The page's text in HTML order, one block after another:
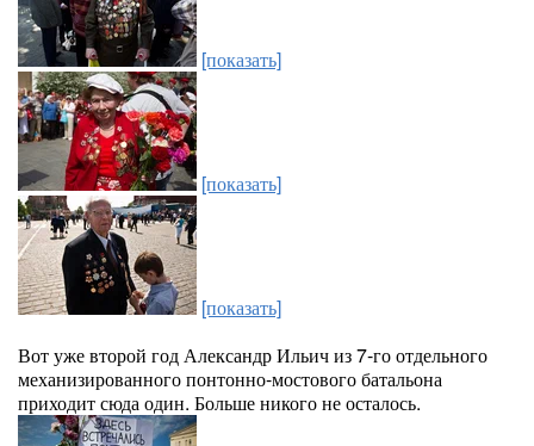
[показать]
[показать]
[показать]
Вот уже второй год Александр Ильич из 7-го отдельного
механизированного понтонно-мостового батальона
приходит сюда один. Больше никого не осталось.